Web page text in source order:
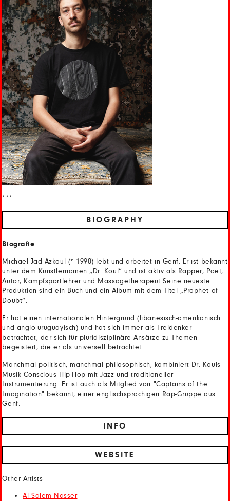
***
BIOGRAPHY
Biografie
Michael Jad Azkoul (* 1990) lebt und arbeitet in Genf. Er ist bekannt
unter dem Künstlernamen „Dr. Koul“ und ist aktiv als Rapper, Poet,
Autor, Kampfsportlehrer und Massagetherapeut Seine neueste
Produktion sind ein Buch und ein Album mit dem Titel „Prophet of
Doubt“.
Er hat einen internationalen Hintergrund (libanesisch-amerikanisch
und anglo-uruguayisch) und hat sich immer als Freidenker
betrachtet, der sich für pluridisziplinäre Ansätze zu Themen
begeistert, die er als universell betrachtet.
Manchmal politisch, manchmal philosophisch, kombiniert Dr. Kouls
Musik Conscious Hip-Hop mit Jazz und traditioneller
Instrumentierung. Er ist auch als Mitglied von "Captains of the
Imagination" bekannt, einer englischsprachigen Rap-Gruppe aus
Genf.
INFO
WEBSITE
Other Artists
Al Salem Nasser